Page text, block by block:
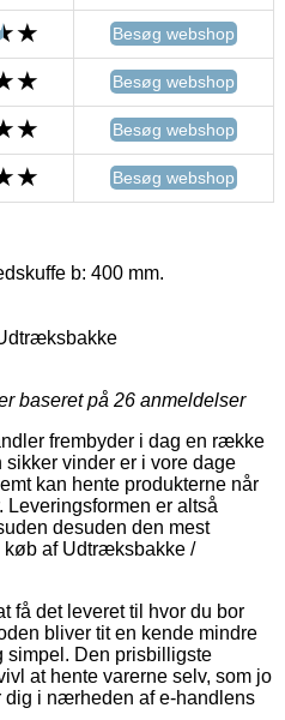
Besøg webshop
Besøg webshop
Besøg webshop
Besøg webshop
b: 400 mm.
baseret på 26 anmeldelser
frembyder i dag en række
vinder er i vore dage
kan hente produkterne når
Leveringsformen er altså
desuden den mest
køb af Udtræksbakke /
få det leveret til hvor du bor
bliver tit en kende mindre
simpel. Den prisbilligste
at hente varerne selv, som jo
i nærheden af e-handlens